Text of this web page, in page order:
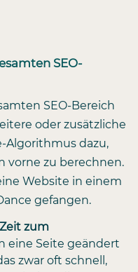
SEO-
SEO-Bereich
oder zusätzliche
Algorithmus dazu,
vorne zu berechnen.
Website in einem
gefangen.
zum
eine Seite geändert
zwar oft schnell,